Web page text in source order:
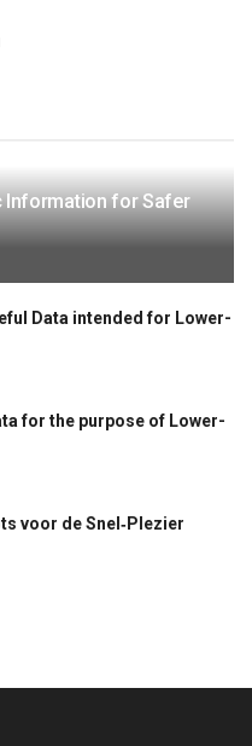
Information for Safer
Data intended for Lower-
for the purpose of Lower-
voor de Snel‑Plezier